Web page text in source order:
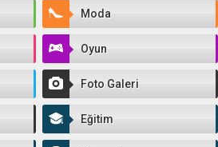
Moda
Oyun
Foto Galeri
Eğitim